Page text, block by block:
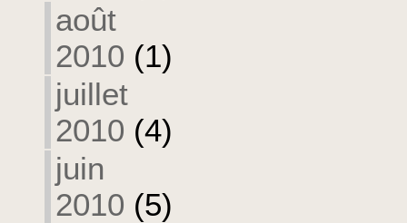
août
2010 (1)
juillet
2010 (4)
juin
2010 (5)